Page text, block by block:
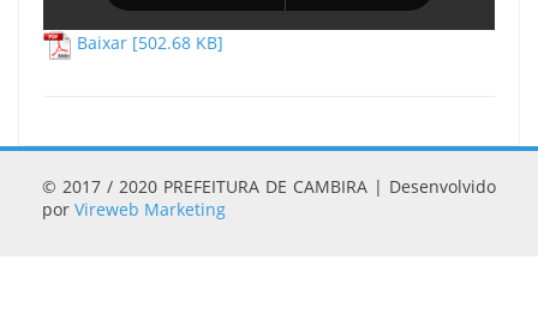
Baixar [502.68 KB]
© 2017 / 2020 PREFEITURA DE CAMBIRA | Desenvolvido
por Vireweb Marketing